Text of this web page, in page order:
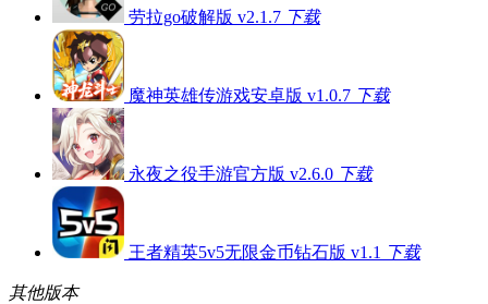
劳拉go破解版 v2.1.7 下载
魔神英雄传游戏安卓版 v1.0.7 下载
永夜之役手游官方版 v2.6.0 下载
王者精英5v5无限金币钻石版 v1.1 下载
其他版本